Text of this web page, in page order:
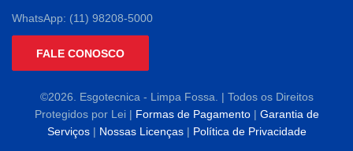
WhatsApp: (11) 98208-5000
FALE CONOSCO
©2026. Esgotecnica - Limpa Fossa. | Todos os Direitos
Protegidos por Lei | Formas de Pagamento| Garantia de
Serviços| Nossas Licenças| Política de Privacidade